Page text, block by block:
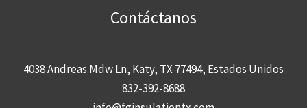
Contáctanos
4038 Andreas Mdw Ln, Katy, TX 77494, Estados Unidos
832-392-8688